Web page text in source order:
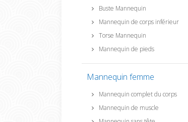
Buste Mannequin
Mannequin de corps inférieur
Torse Mannequin
Mannequin de pieds
Mannequin femme
Mannequin complet du corps
Mannequin de muscle